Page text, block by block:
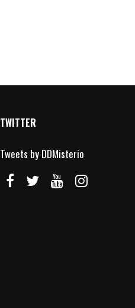
TWITTER
Tweets by DDMisterio